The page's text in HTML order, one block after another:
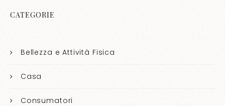
CATEGORIE
Bellezza e Attività Fisica
Casa
Consumatori